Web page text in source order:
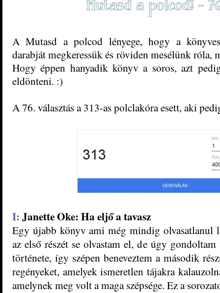
A Mutasd a polcod lényege, hogy a
darabját megkeressük és röviden mesélünk róla,
Hogy éppen hanyadik könyv a soros, azt
eldönteni. :)
A 76. választás a 313-as polclakóra esett, aki
I:Janette Oke: Ha eljő a tavasz
Egy újabb könyv ami még mindig olvasatlanul
az első részét se olvastam el, de úgy gondoltam
története, így szépen beneveztem a második
regényeket, amelyek ismeretlen tájakra
amelynek meg volt a maga szépsége. Ez a